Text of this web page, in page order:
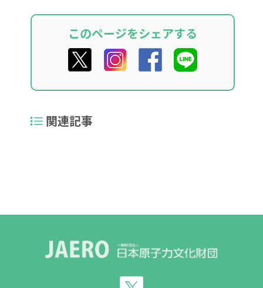
このページをシェアする
関連記事